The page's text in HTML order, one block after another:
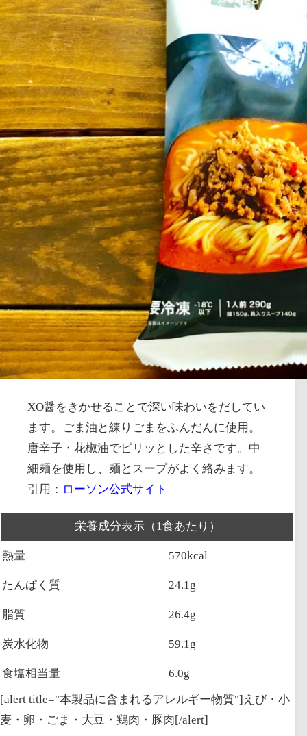
XO醤をきかせることで深い味わいをだしてい
ます。ごま油と練りごまをふんだんに使用。
唐辛子・花椒油でピリッとした辛さです。中
細麺を使用し、麺とスープがよく絡みます。
引用： ローソン公式サイト
栄養成分表示（1食あたり）
熱量 570kcal
たんぱく質 24.1g
脂質 26.4g
炭水化物 59.1g
食塩相当量
6.0g
[alert title="本製品に含まれるアレルギー物質"]えび・小
麦・卵・ごま・大豆・鶏肉・豚肉[/alert]